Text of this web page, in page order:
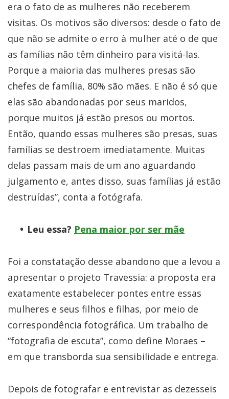
era o fato de as mulheres não receberem
visitas. Os motivos são diversos: desde o fato de
que não se admite o erro à mulher até o de que
as famílias não têm dinheiro para visitá-las.
Porque a maioria das mulheres presas são
chefes de família, 80% são mães. E não é só que
elas são abandonadas por seus maridos,
porque muitos já estão presos ou mortos.
Então, quando essas mulheres são presas, suas
famílias se destroem imediatamente. Muitas
delas passam mais de um ano aguardando
julgamento e, antes disso, suas famílias já estão
destruídas”, conta a fotógrafa.
Leu essa? Pena maior por ser mãe
Foi a constatação desse abandono que a levou a
apresentar o projeto Travessia: a proposta era
exatamente estabelecer pontes entre essas
mulheres e seus filhos e filhas, por meio de
correspondência fotográfica. Um trabalho de
“fotografia de escuta”, como define Moraes –
em que transborda sua sensibilidade e entrega.
Depois de fotografar e entrevistar as dezesseis